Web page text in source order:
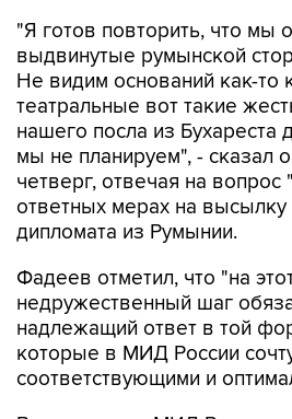
"Я готов повторить, что мы
выдвинутые румынской
Не видим оснований как-то
театральные вот такие
нашего посла из Бухареста
мы не планируем", - сказал
четверг, отвечая на
ответных мерах на высылку
дипломата из Румынии.
Фадеев отметил, что "на
недружественный шаг
надлежащий ответ в той
которые в МИД России
соответствующими и